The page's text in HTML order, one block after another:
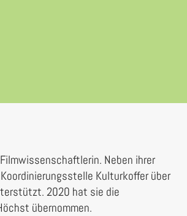
Neben ihrer
Kulturkoffer über
2020 hat sie die
übernommen.